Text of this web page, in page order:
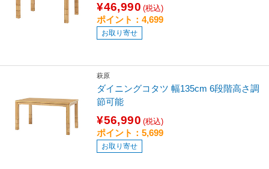
¥46,990 (税込)
ポイント：4,699
お取り寄せ
萩原
ダイニングコタツ 幅135cm 6段階高さ調
節可能
¥56,990 (税込)
ポイント：5,699
お取り寄せ